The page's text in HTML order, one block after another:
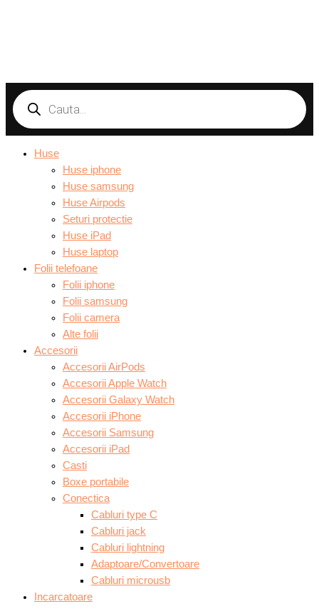
search
Huse
Huse iphone
Huse samsung
Huse Airpods
Seturi protectie
Huse iPad
Huse laptop
Folii telefoane
Folii iphone
Folii samsung
Folii camera
Alte folii
Accesorii
Accesorii AirPods
Accesorii Apple Watch
Accesorii Galaxy Watch
Accesorii iPhone
Accesorii Samsung
Accesorii iPad
Casti
Boxe portabile
Conectica
Cabluri type C
Cabluri jack
Cabluri lightning
Adaptoare/Convertoare
Cabluri microusb
Incarcatoare